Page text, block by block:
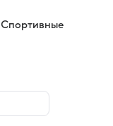
Спортивные